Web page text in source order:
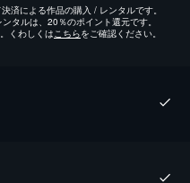
済による作品の購入 / レンタルです。
タルは、20％のポイント還元です。
くわしくはこちらをご確認ください。